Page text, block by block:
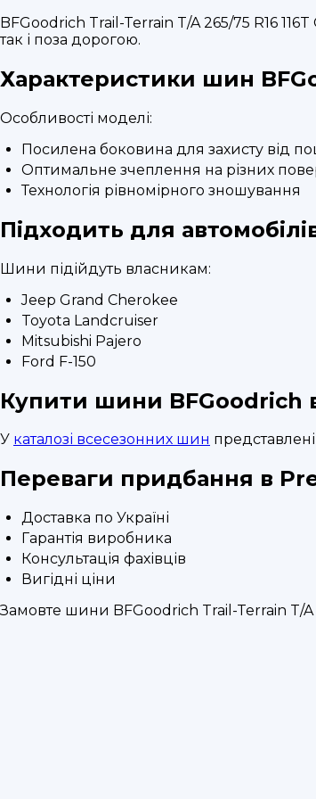
BFGoodrich Trail-Terrain T/A 265/75 R16
так і поза дорогою.
Характеристики шин
Особливості моделі:
Посилена боковина для захисту від
Оптимальне зчеплення на різних
Технологія рівномірного зношування
Підходить для
Шини підійдуть власникам:
Jeep Grand Cherokee
Toyota Landcruiser
Mitsubishi Pajero
Ford F-150
Купити шини BFGoodrich в
У каталозі всесезонних шин
Переваги придбання в
Доставка по Україні
Гарантія виробника
Консультація фахівців
Вигідні ціни
Замовте шини BFGoodrich Trail-Terrain T/A